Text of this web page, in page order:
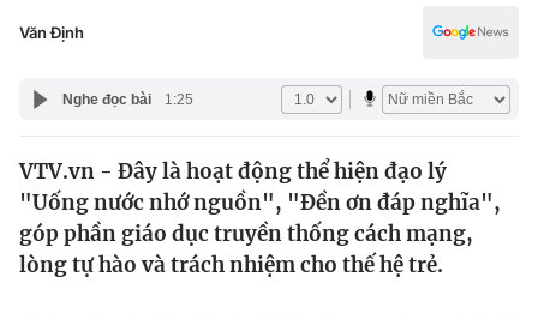
Thế giới
Tin tức
Kinh tế
Giáo dục
Văn Định
Nghe đọc bài 1:25
VTV.vn - Đây là hoạt động thể hiện đạo lý
"Uống nước nhớ nguồn", "Đền ơn đáp nghĩa",
góp phần giáo dục truyền thống cách mạng,
lòng tự hào và trách nhiệm cho thế hệ trẻ.